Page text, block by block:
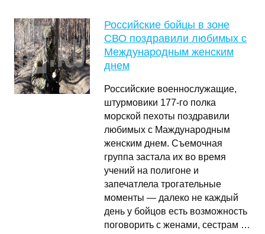
Российские бойцы в зоне
СВО поздравили любимых с
Международным женским
днем
Российские военнослужащие,
штурмовики 177-го полка
морской пехоты поздравили
любимых с Маждународным
женским днем. Съемочная
группа застала их во время
учений на полигоне и
запечатлела трогательные
моменты — далеко не каждый
день у бойцов есть возможность
поговорить с женами, сестрам …